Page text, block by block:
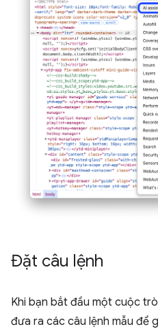
Đặt câu lệnh
Khi bạn bắt đầu một cuộc
đưa ra các câu lệnh mẫu để